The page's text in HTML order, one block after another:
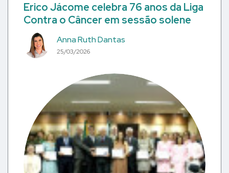
Erico Jácome celebra 76 anos da Liga
Contra o Câncer em sessão solene
Anna Ruth Dantas
25/03/2026